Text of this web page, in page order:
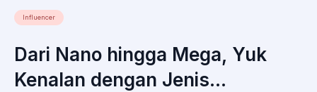
Influencer
Dari Nano hingga Mega, Yuk
Kenalan dengan Jenis